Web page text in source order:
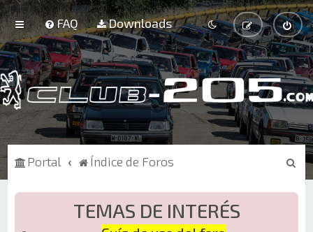
FAQ Downloads
Portal Índice de Foros
B
s
TEMAS DE INTERÉS